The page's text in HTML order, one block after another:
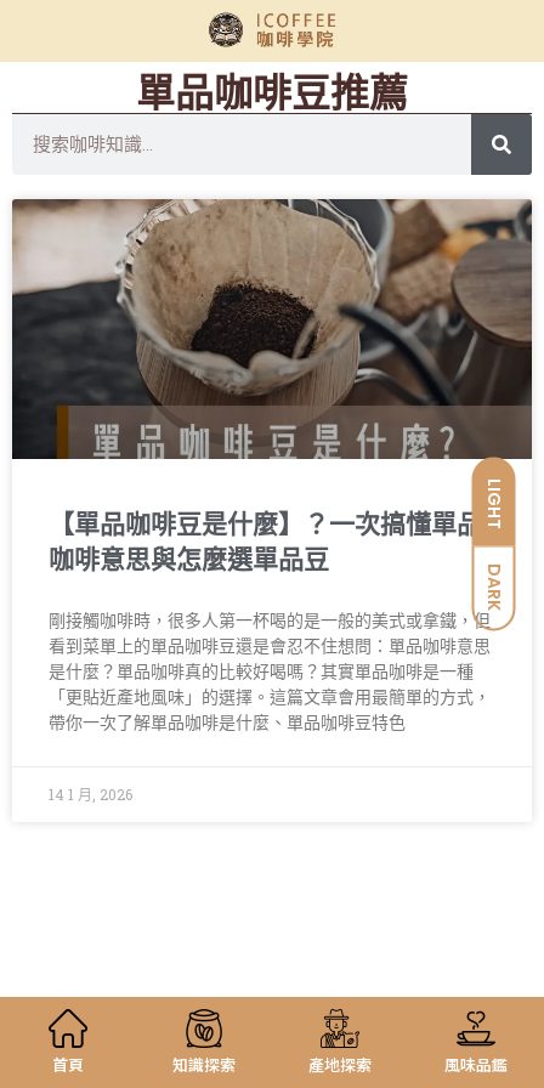
LIGHT
DARK
單品咖啡豆推薦
【單品咖啡豆是什麼】？一次搞懂單品
咖啡意思與怎麼選單品豆
剛接觸咖啡時，很多人第一杯喝的是一般的美式或拿鐵，但
看到菜單上的單品咖啡豆還是會忍不住想問：單品咖啡意思
是什麼？單品咖啡真的比較好喝嗎？其實單品咖啡是一種
「更貼近產地風味」的選擇。這篇文章會用最簡單的方式，
帶你一次了解單品咖啡是什麼、單品咖啡豆特色
14 1 月, 2026
首頁 知識探索 產地探索 風味品鑑